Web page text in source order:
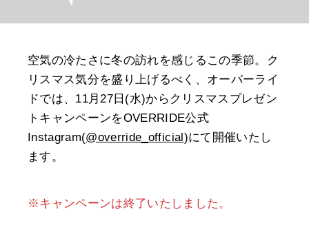
空気の冷たさに冬の訪れを感じるこの季節。ク
リスマス気分を盛り上げるべく、オーバーライ
ドでは、11月27日(水)からクリスマスプレゼン
トキャンペーンをOVERRIDE公式
Instagram(@override_official )にて開催いたし
ます。
※キャンペーンは終了いたしました。